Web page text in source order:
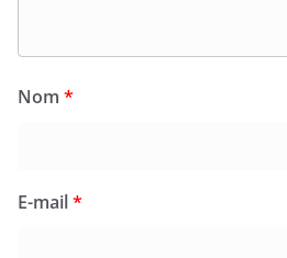
Nom *
E-mail*